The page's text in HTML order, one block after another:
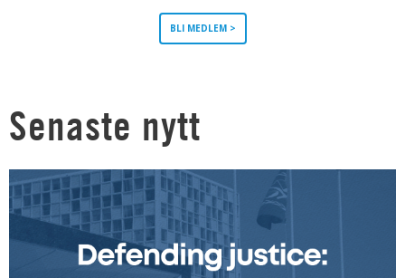
BLI MEDLEM >
Senaste nytt